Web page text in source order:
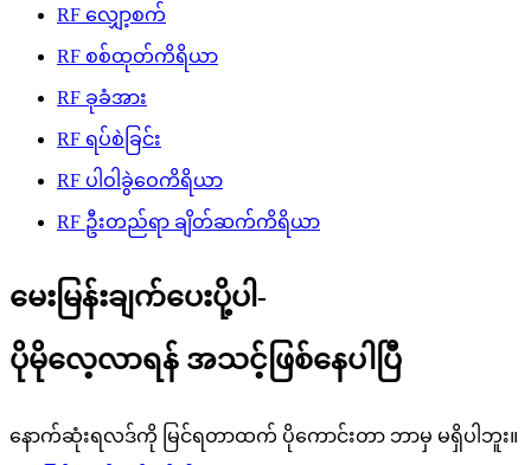
RF လျှော့စက်
RF စစ်ထုတ်ကိရိယာ
RF ခုခံအား
RF ရပ်စဲခြင်း
RF ပါဝါခွဲဝေကိရိယာ
RF ဦးတည်ရာ ချိတ်ဆက်ကိရိယာ
မေးမြန်းချက်ပေးပို့ပါ-
ပိုမိုလေ့လာရန် အသင့်ဖြစ်နေပါပြီ
နောက်ဆုံးရလဒ်ကို မြင်ရတာထက် ပိုကောင်းတာ ဘာမှ မရှိပါဘူး။